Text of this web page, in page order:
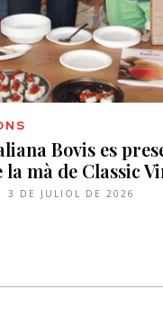
Bovis es
mà de Classic
3 DE JULIOL DE 2026